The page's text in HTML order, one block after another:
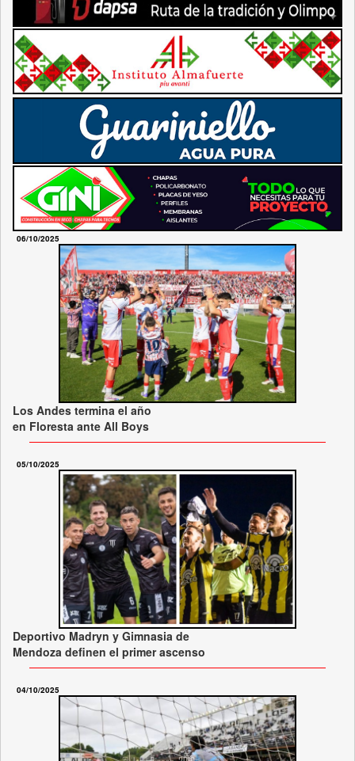
06/10/2025
Los Andes termina el año
en Floresta ante All Boys
05/10/2025
Deportivo Madryn y Gimnasia de
Mendoza definen el primer ascenso
04/10/2025